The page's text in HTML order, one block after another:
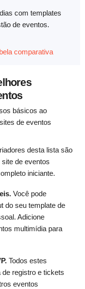
com templates
de eventos.
comparativa
básicos ao
de eventos
desta lista são
de eventos
iniciante.
Você pode
do seu template de
Adicione
multimídia para
Todos estes
registro e tickets
eventos